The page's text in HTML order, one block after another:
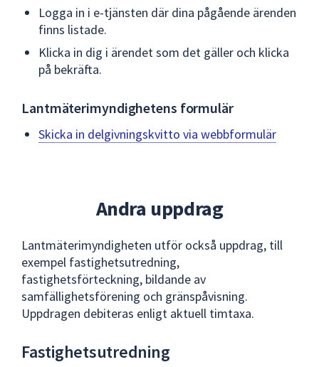
Logga in i e-tjänsten där dina pågående ärenden
finns listade.
Klicka in dig i ärendet som det gäller och klicka
på bekräfta.
Lantmäterimyndighetens formulär
Skicka in delgivningskvitto via webbformulär
Andra uppdrag
Lantmäterimyndigheten utför också uppdrag, till
exempel fastighetsutredning,
fastighetsförteckning, bildande av
samfällighetsförening och gränspåvisning.
Uppdragen debiteras enligt aktuell timtaxa.
Fastighetsutredning